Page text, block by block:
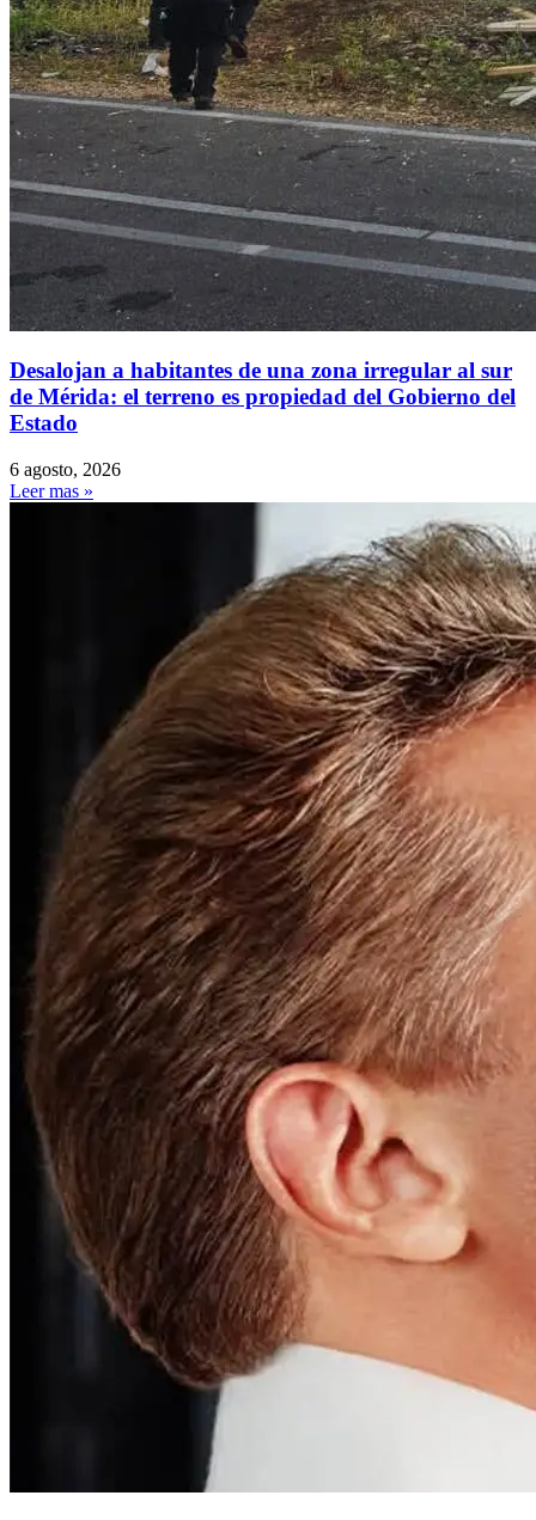
Desalojan a habitantes de una zona irregular al sur
de Mérida: el terreno es propiedad del Gobierno del
Estado
6 agosto, 2026
Leer mas »